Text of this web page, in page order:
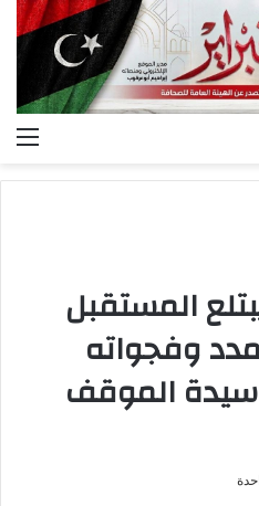
المستقبل
وفجواته
سيدة الموقف